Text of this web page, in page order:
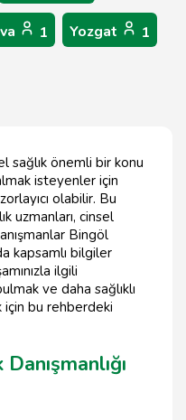
1 Yozgat 1
sağlık önemli bir konu
isteyenler için
olabilir. Bu
uzmanları, cinsel
Bingöl
kapsamlı bilgiler
ilgili
ve daha sağlıklı
için bu rehberdeki